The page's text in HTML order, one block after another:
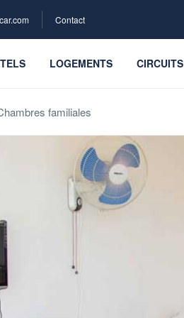
Contact
LOGEMENTS CIRCUITS
familiales